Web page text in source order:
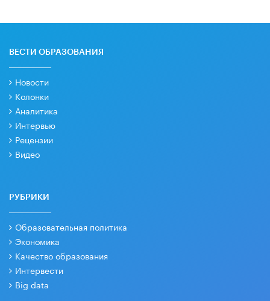
ВЕСТИ ОБРАЗОВАНИЯ
Новости
Колонки
Аналитика
Интервью
Рецензии
Видео
РУБРИКИ
Образовательная политика
Экономика
Качество образования
Интервести
Big data